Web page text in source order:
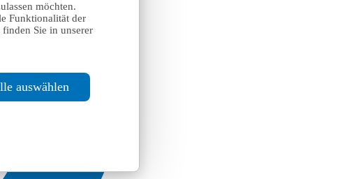
möchten.
Funktionalität der
Sie in unserer
auswählen